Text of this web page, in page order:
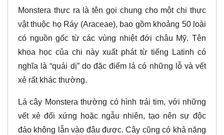
Monstera thực ra là tên gọi chung cho một chi thực
vật thuộc họ Ráy (Araceae), bao gồm khoảng 50 loài
có nguồn gốc từ các vùng nhiệt đới châu Mỹ. Tên
khoa học của chi này xuất phát từ tiếng Latinh có
nghĩa là “quái dị” do đặc điểm lá có những lỗ và vết
xẻ rất khác thường.
Lá cây Monstera thường có hình trái tim, với những
vết xẻ đối xứng hoặc ngẫu nhiên, tạo nên sự độc
đáo không lẫn vào đâu được. Cây cũng có khả năng